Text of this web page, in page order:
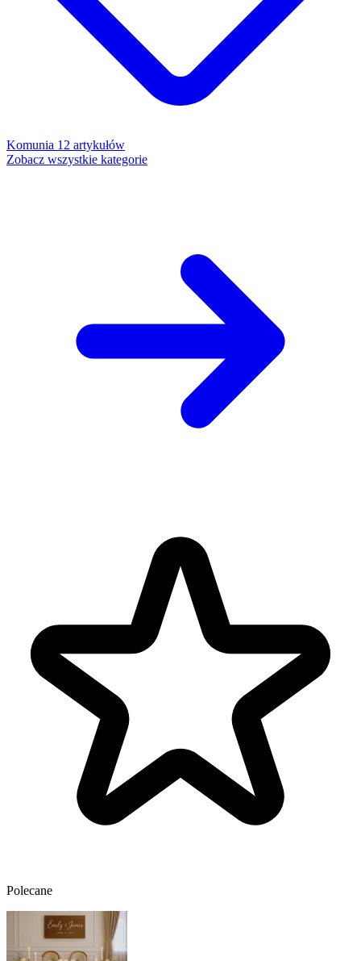
Komunia 12 artykułów
Zobacz wszystkie kategorie
Polecane